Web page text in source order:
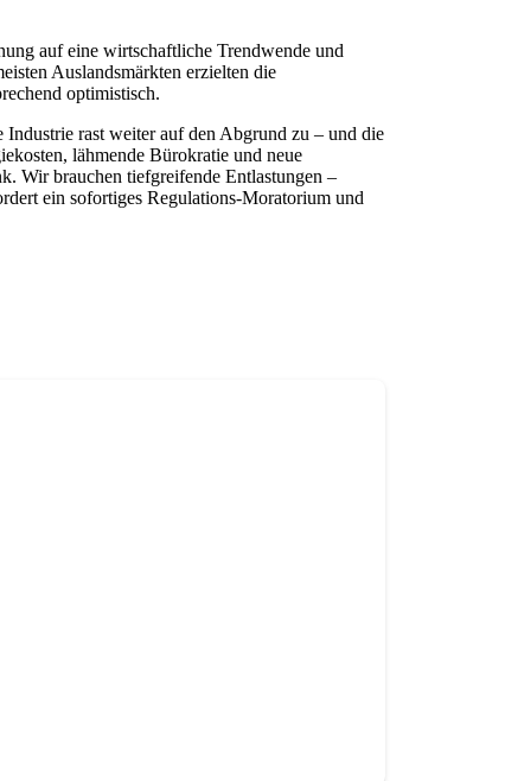
auf eine wirtschaftliche Trendwende und
Auslandsmärkten erzielten die
optimistisch.
rast weiter auf den Abgrund zu – und die
lähmende Bürokratie und neue
Wir brauchen tiefgreifende Entlastungen –
ein sofortiges Regulations-Moratorium und